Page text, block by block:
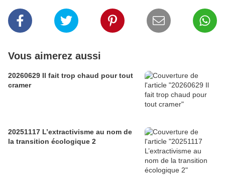
Vous aimerez aussi
20260629 Il fait trop chaud pour tout
cramer
20251117 L’extractivisme au nom de
la transition écologique 2